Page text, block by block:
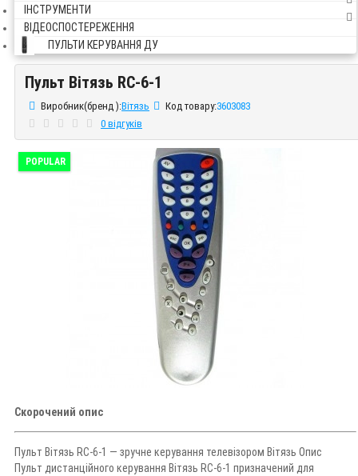
ІНСТРУМЕНТИ
ВІДЕОСПОСТЕРЕЖЕННЯ
ПУЛЬТИ КЕРУВАННЯ ДУ
Пульт Вітязь RC-6-1
Пульт Вітязь RC-6-1
Виробник(бренд ):Вітязь Код товару:3603083
0 відгуків
POPULAR
Скорочений опис
Пульт Вітязь RC-6-1 — зручне керування телевізором Вітязь Опис
Пульт дистанційного керування Вітязь RC-6-1 призначений для